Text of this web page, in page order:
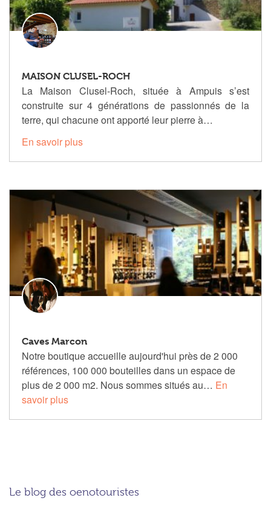
MAISON CLUSEL-ROCH
La Maison Clusel-Roch, située à Ampuis s’est
construite sur 4 générations de passionnés de la
terre, qui chacune ont apporté leur pierre à…
En savoir plus
Caves Marcon
Notre boutique accueille aujourd'hui près de 2 000
références, 100 000 bouteilles dans un espace de
plus de 2 000 m2. Nous sommes situés au… En
savoir plus
Le blog des oenotouristes